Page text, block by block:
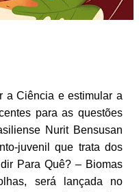
a Ciência e estimular a
para as questões
Nurit Bensusan
juvenil que trata dos
Para Quê? – Biomas
será lançada no